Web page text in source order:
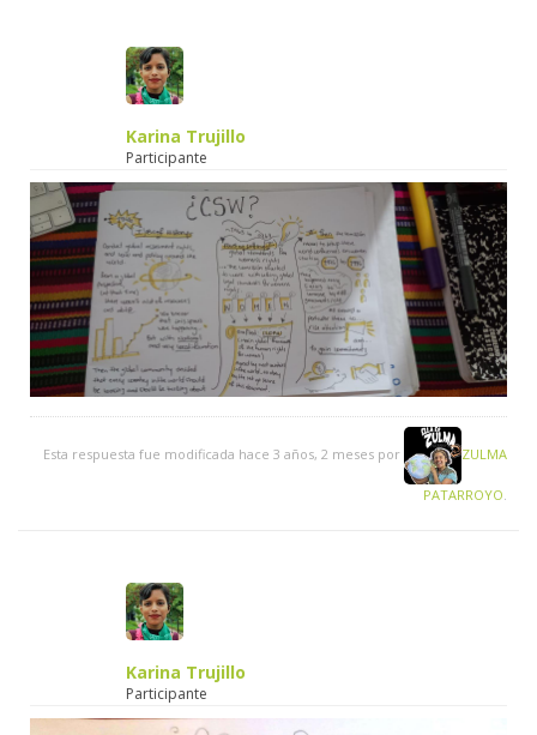
Karina Trujillo
Participante
Esta respuesta fue modificada hace 3 años, 2 meses por ZULMA
PATARROYO.
Karina Trujillo
Participante